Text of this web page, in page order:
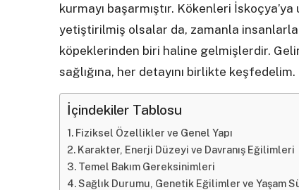
kurmayı başarmıştır. Kökenleri
yetiştirilmiş olsalar da, zamanla
köpeklerinden biri haline gelmişlerdir.
sağlığına, her detayını birlikte keşfedelim.
İçindekiler Tablosu
Fiziksel Özellikler ve Genel Yapı
Karakter, Enerji Düzeyi ve Davranış Eğilimleri
Temel Bakım Gereksinimleri
Sağlık Durumu, Genetik Eğilimler ve Yaşam